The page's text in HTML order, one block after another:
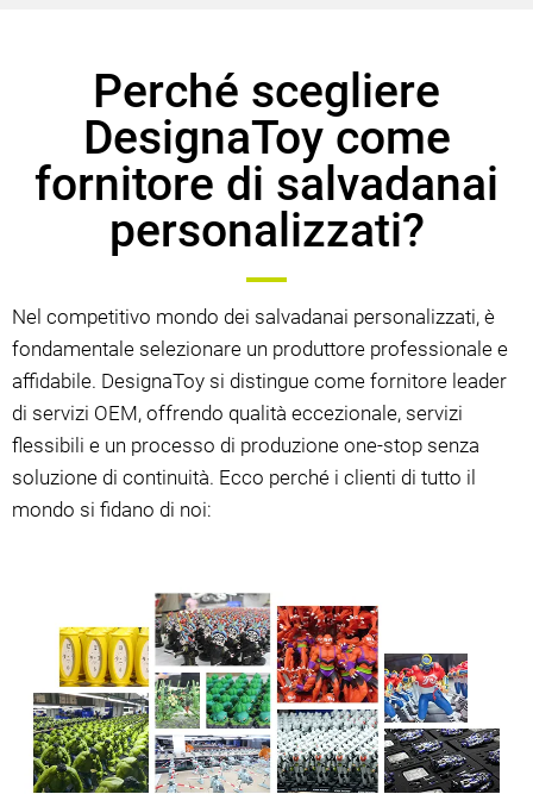
Perché scegliere
DesignaToy come
fornitore di salvadanai
personalizzati?
Nel competitivo mondo dei salvadanai personalizzati, è
fondamentale selezionare un produttore professionale e
affidabile. DesignaToy si distingue come fornitore leader
di servizi OEM, offrendo qualità eccezionale, servizi
flessibili e un processo di produzione one-stop senza
soluzione di continuità. Ecco perché i clienti di tutto il
mondo si fidano di noi: